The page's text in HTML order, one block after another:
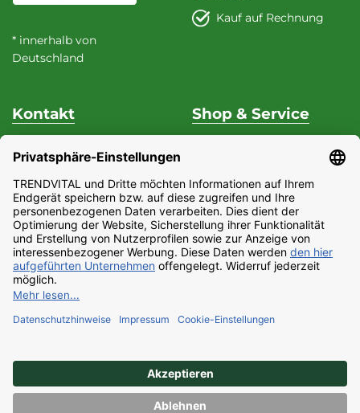
* innerhalb von
Deutschland
Kauf auf Rechnung
Kontakt
Unterstützung & Beratung
Fon +49 (0) 37 62 / 95 71 25
Fax+49 (0) 37 62 / 95 71 29
Mo - Do9:00 Uhr - 15:00
Uhr
Fr9:00 Uhr - 13:00 Uhr
E-Mail:
service@trendvital.de
Shop & Service
Datenschutz
Widerrufsrecht
Impressum
Partnerprogramm